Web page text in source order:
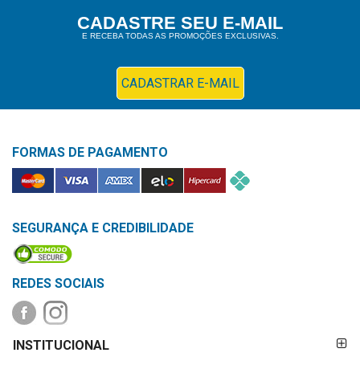
&
LOCALIZAÇÃO
CENTRAL
DE
LOJAS
MAIS
CADASTRE SEU E-MAIL
E RECEBA TODAS AS PROMOÇÕES EXCLUSIVAS.
CADASTRAR E-MAIL
FORMAS DE PAGAMENTO
SEGURANÇA E CREDIBILIDADE
REDES SOCIAIS
PAGAMENTO
INSTITUCIONAL